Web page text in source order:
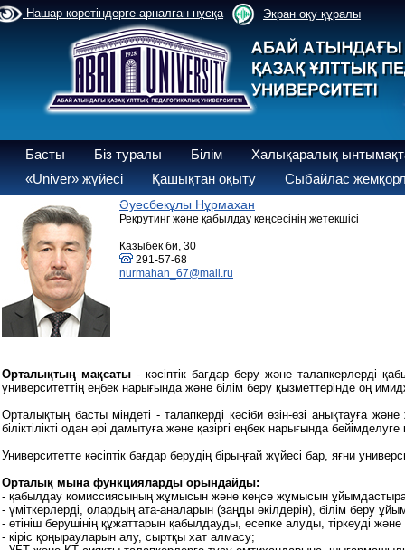
Нашар көретіндерге арналған нұсқа Экран оқу құралы
Басты Біз туралы Білім
Халықаралық
«Univer» жүйесі
Қашықтан оқыту Сыбайлас
Әуесбекұлы Нұрмахан
Рекрутинг және қабылдау кеңсесінің жетекшісі
Казыбек би, 30
291-57-68
nurmahan_67@mail.ru
Орталықтың мақсаты - кәсіптік бағдар беру және талапкерлерді
университеттің еңбек нарығында және білім беру қызметтерінде оң
Орталықтың басты міндеті - талапкерді кәсіби өзін-өзі анықтауға
біліктілікті одан әрі дамытуға және қазіргі еңбек нарығында
Университетте кәсіптік бағдар берудің бірыңғай жүйесі бар, яғни
Орталық мына функцияларды орындайды:
- қабылдау комиссиясының жұмысын және кеңсе жұмысын
- үміткерлерді, олардың ата-аналарын (заңды өкілдерін), білім беру
- өтініш берушінің құжаттарын қабылдауды, есепке алуды, тіркеуді
- кіріс қоңырауларын алу, сыртқы хат алмасу;